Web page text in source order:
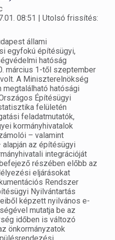
08:51 | Utolsó frissítés:
állami
egyfokú építésügyi,
hatóság
március 1-től szeptember
A Miniszterelnökség
megtalálható hatósági
Építésügyi
felületén
feladatmutatók,
kormányhivatalok
– valamint
az építésügyi
integrációját
részében előbb az
eljárásokat
Rendszer
Nyilvántartás
képzett nyilvános e-
mutatja be az
időben is változó
önkormányzatok